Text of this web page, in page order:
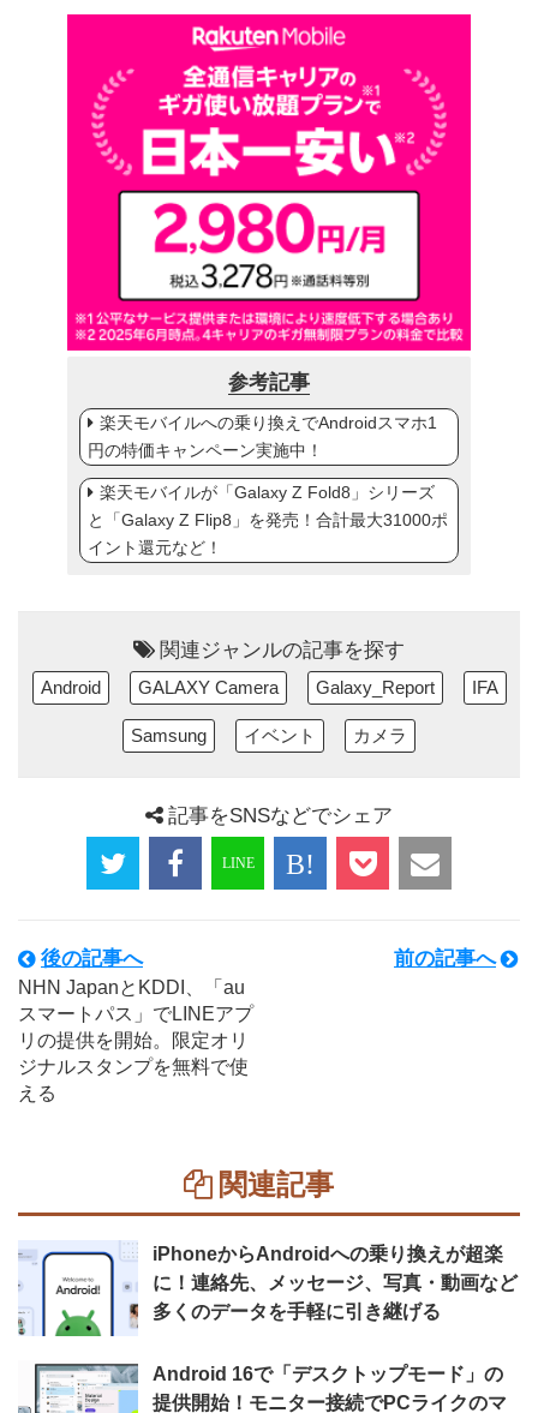
参考記事
楽天モバイルへの乗り換えでAndroidスマホ1
円の特価キャンペーン実施中！
楽天モバイルが「Galaxy Z Fold8」シリーズ
と「Galaxy Z Flip8」を発売！合計最大31000ポ
イント還元など！
関連ジャンルの記事を探す
Android GALAXY Camera Galaxy_Report IFA
Samsung イベント カメラ
記事をSNSなどでシェア
後の記事へ
NHN JapanとKDDI、「au
スマートパス」でLINEアプ
リの提供を開始。限定オリ
ジナルスタンプを無料で使
える
前の記事へ
関連記事
iPhoneからAndroidへの乗り換えが超楽
に！連絡先、メッセージ、写真・動画など
多くのデータを手軽に引き継げる
Android 16で「デスクトップモード」の
提供開始！モニター接続でPCライクのマ